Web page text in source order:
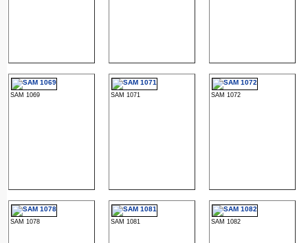
SAM 1069 SAM 1071 SAM 1072
SAM 1078 SAM 1081 SAM 1082